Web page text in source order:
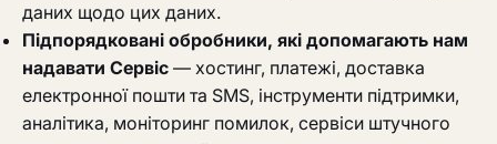
даних щодо цих даних.
Підпорядковані обробники, які допомагають нам
надавати Сервіс — хостинг, платежі, доставка
електронної пошти та SMS, інструменти підтримки,
аналітика, моніторинг помилок, сервіси штучного